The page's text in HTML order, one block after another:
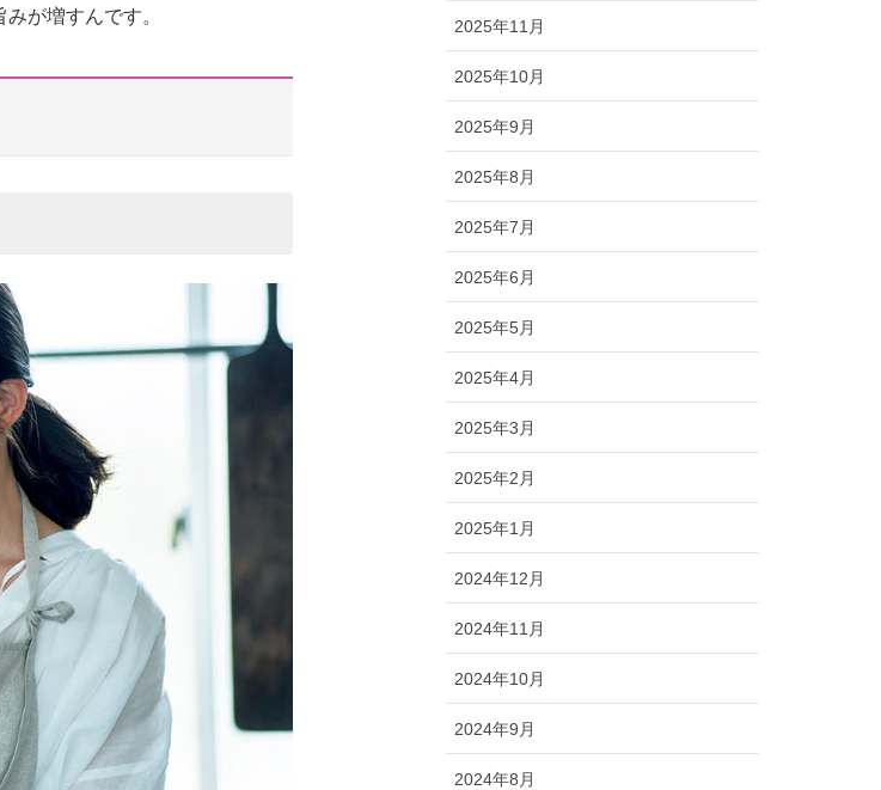
が増すんです。
2025年11月
2025年10月
2025年9月
2025年8月
2025年7月
2025年6月
2025年5月
2025年4月
2025年3月
2025年2月
2025年1月
2024年12月
2024年11月
2024年10月
2024年9月
2024年8月